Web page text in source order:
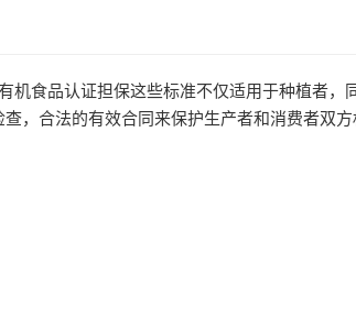
食品认证担保这些标准不仅适用于种植者
，合法的有效合同来保护生产者和消费者双方